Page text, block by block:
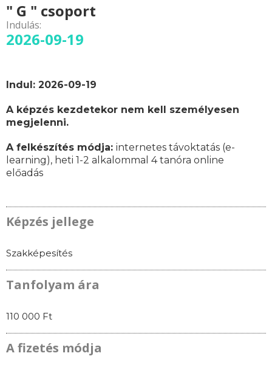
" G " csoport
Indulás:
2026-09-19
Indul: 2026-09-19
A képzés kezdetekor nem kell személyesen
megjelenni.
A felkészítés módja: internetes távoktatás (e-
learning), heti 1-2 alkalommal 4 tanóra online
előadás
Képzés jellege
Szakképesítés
Tanfolyam ára
110 000 Ft
A fizetés módja